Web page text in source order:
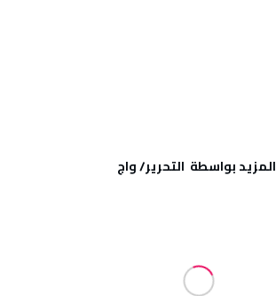
‫‫المزيد بواسطة‬ ‬ التحرير/ واج